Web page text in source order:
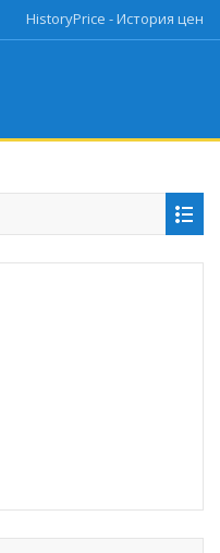
HistoryPrice - История цен